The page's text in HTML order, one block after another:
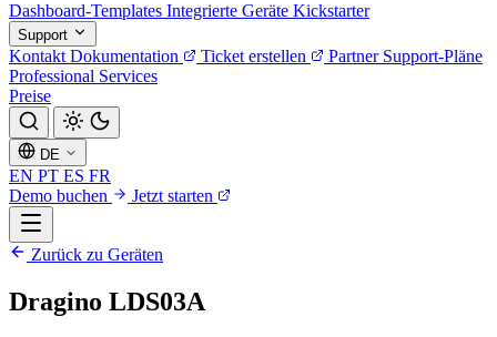
Dashboard-Templates Integrierte Geräte Kickstarter
Support
Kontakt Dokumentation Ticket erstellen Partner Support-Pläne
Professional Services
Preise
DE
EN PT ES FR
Demo buchen
Jetzt starten
Zurück zu Geräten
Dragino LDS03A